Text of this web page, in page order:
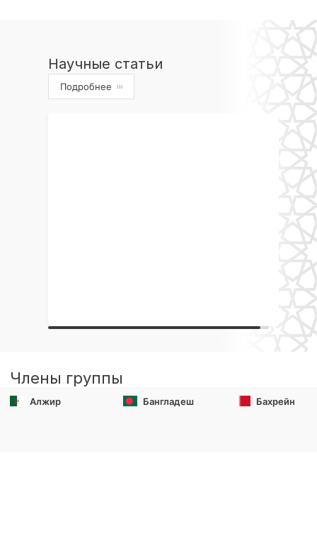
Научные статьи
Подробнее ›››
Члены группы
Алжир Бангладеш Бахрейн